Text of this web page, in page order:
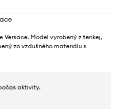
Versace. Model vyrobený z tenkej,
zo vzdušného materiálu s
aktivity.